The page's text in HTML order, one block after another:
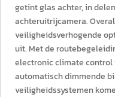
getint glas achter, in
achteruitrijcamera.
veiligheidsverhogende
uit. Met de
electronic climate control
automatisch dimmende
veiligheidssystemen